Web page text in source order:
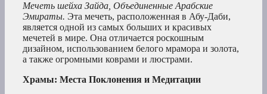
Мечеть шейха Зайда, Объединенные Арабские
Эмираты. Эта мечеть, расположенная в Абу-Даби,
является одной из самых больших и красивых
мечетей в мире. Она отличается роскошным
дизайном, использованием белого мрамора и золота,
а также огромными коврами и люстрами.
Храмы: Места Поклонения и Медитации